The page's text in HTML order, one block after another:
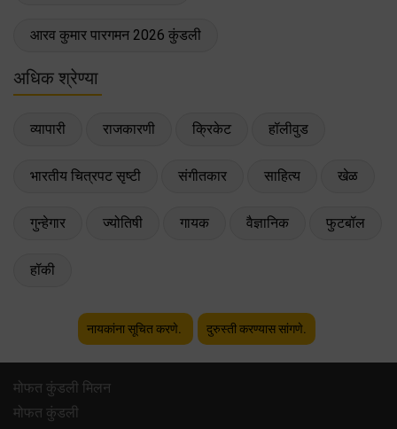
आरव कुमार पारगमन 2026 कुंडली
अधिक श्रेण्या
व्यापारी राजकारणी क्रिकेट हॉलीवुड
भारतीय चित्रपट सृष्टी संगीतकार साहित्य खेळ
गुन्हेगार ज्योतिषी गायक वैज्ञानिक फुटबॉल
हॉकी
नायकांना सूचित करणे. दुरुस्ती करण्यास सांगणे.
मोफत कुंडली मिलन
मोफत कुंडली